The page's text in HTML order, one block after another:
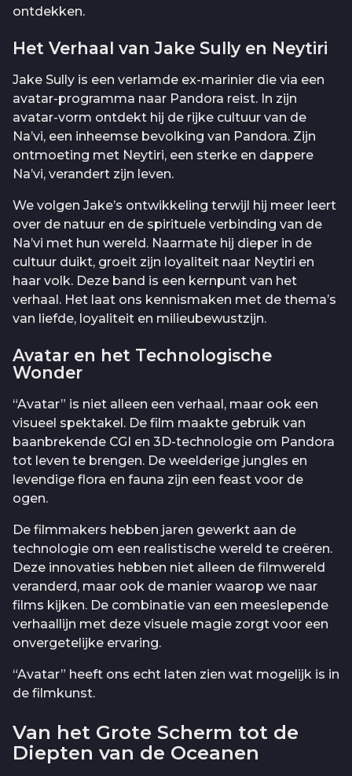
ontdekken.
Het Verhaal van Jake Sully en Neytiri
Jake Sully is een verlamde ex-marinier die via een
avatar-programma naar Pandora reist. In zijn
avatar-vorm ontdekt hij de rijke cultuur van de
Na’vi, een inheemse bevolking van Pandora. Zijn
ontmoeting met Neytiri, een sterke en dappere
Na’vi, verandert zijn leven.
We volgen Jake’s ontwikkeling terwijl hij meer leert
over de natuur en de spirituele verbinding van de
Na’vi met hun wereld. Naarmate hij dieper in de
cultuur duikt, groeit zijn loyaliteit naar Neytiri en
haar volk. Deze band is een kernpunt van het
verhaal. Het laat ons kennismaken met de thema’s
van liefde, loyaliteit en milieubewustzijn.
Avatar en het Technologische
Wonder
“Avatar” is niet alleen een verhaal, maar ook een
visueel spektakel. De film maakte gebruik van
baanbrekende CGI en 3D-technologie om Pandora
tot leven te brengen. De weelderige jungles en
levendige flora en fauna zijn een feast voor de
ogen.
De filmmakers hebben jaren gewerkt aan de
technologie om een realistische wereld te creëren.
Deze innovaties hebben niet alleen de filmwereld
veranderd, maar ook de manier waarop we naar
films kijken. De combinatie van een meeslepende
verhaallijn met deze visuele magie zorgt voor een
onvergetelijke ervaring.
“Avatar” heeft ons echt laten zien wat mogelijk is in
de filmkunst.
Van het Grote Scherm tot de
Diepten van de Oceanen